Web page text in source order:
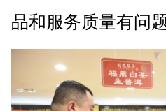
品和服务质量有问